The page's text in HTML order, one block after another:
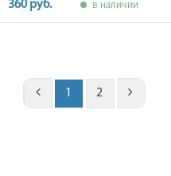
360 руб. в наличии
1 2